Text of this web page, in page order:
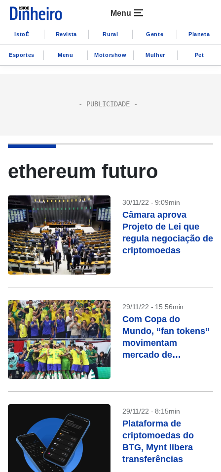
Menu
IstoÉ Revista Rural Gente Planeta
Esportes Menu Motorshow Mulher Pet
ethereum futuro
30/11/22 - 9:09min
Câmara aprova
Projeto de Lei que
regula negociação de
criptomoedas
29/11/22 - 15:56min
Com Copa do
Mundo, “fan tokens”
movimentam
mercado de
29/11/22 - 8:15min
Plataforma de
criptomoedas do
BTG, Mynt libera
transferências